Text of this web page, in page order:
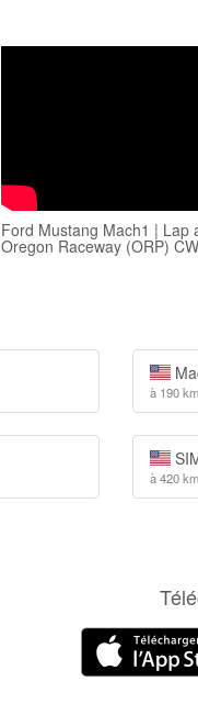
Ford Mustang Mach1 | Lap
Oregon Raceway (ORP)
à 190
à 420